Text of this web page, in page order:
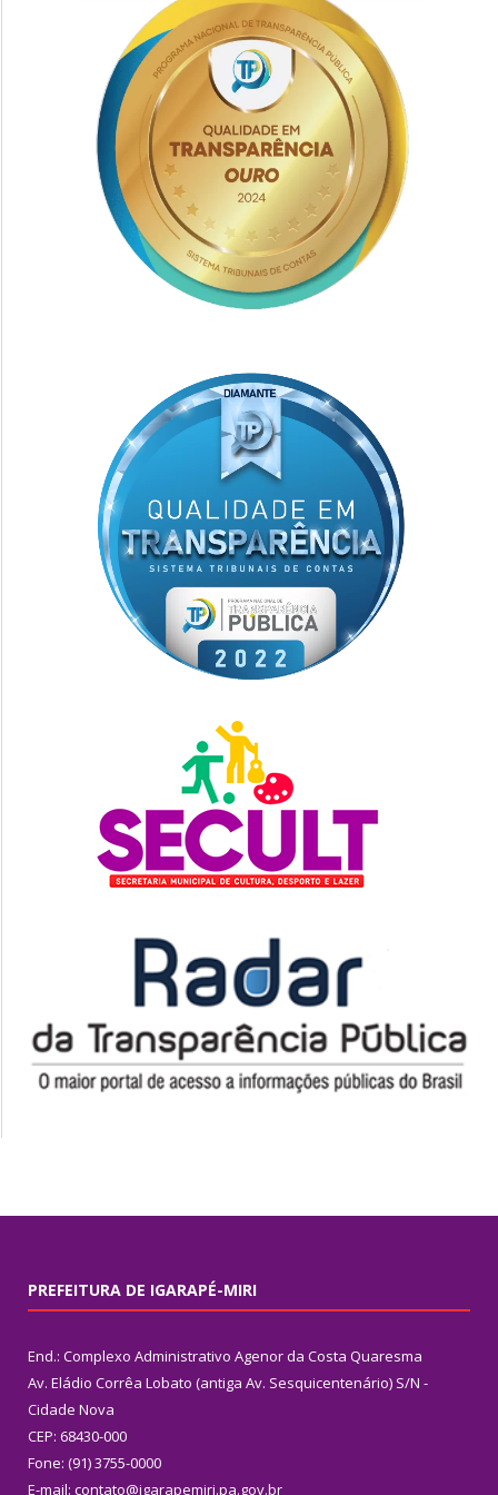
PREFEITURA DE IGARAPÉ-MIRI
End.: Complexo Administrativo Agenor da Costa Quaresma
Av. Eládio Corrêa Lobato (antiga Av. Sesquicentenário) S/N -
Cidade Nova
CEP: 68430-000
Fone: (91) 3755-0000
E-mail: contato@igarapemiri.pa.gov.br